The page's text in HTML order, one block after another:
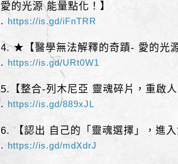
愛的光源 能量點化！】
. https://is.gd/iFnTRR
4. ★【醫學無法解釋的奇蹟- 愛的光
. https://is.gd/URt0W1
5.【整合-列木尼亞 靈魂碎片，重啟
. https://is.gd/889xJL
6. 【認出 自己的「靈魂選擇」，進
. https://is.gd/mdXdrJ